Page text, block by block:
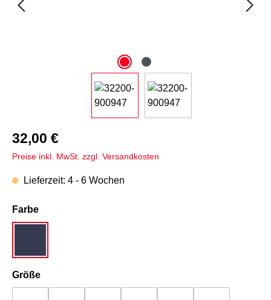
32,00 €
Preise inkl. MwSt. zzgl. Versandkosten
Lieferzeit: 4 - 6 Wochen
Farbeauswählen
Größeauswählen